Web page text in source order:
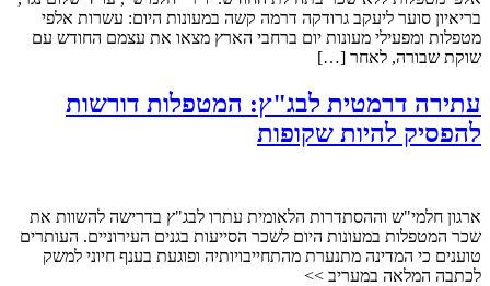
בריאיון סוער ליעקב גרודקה דרמה קשה במעונות היום: עשרות אלפי
מטפלות ומפעילי מעונות יום ברחבי הארץ מצאו את עצמם החודש עם
שוקת שבורה, לאחר […]
עתירה דרמטית לבג"ץ: המטפלות דורשות
להפסיק להיות שקופות
ארגון חלמי"ש וההסתדרות הלאומית עתרו לבג"ץ בדרישה להשוות את
שכר המטפלות במעונות היום לשכר הסייעות בגנים העירוניים. העותרים
טוענים כי המדינה מתנערת מהתחייבויותיה ופוגעת בענף חיוני למשק
לכתבה המלאה במעריב >>